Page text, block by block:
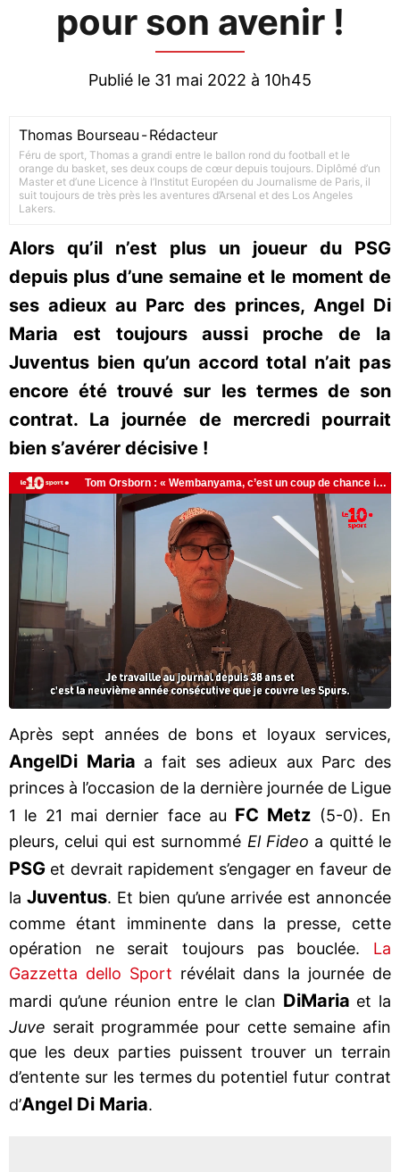
pour son avenir !
Publié le 31 mai 2022 à 10h45
Thomas Bourseau -Rédacteur
Féru de sport, Thomas a grandi entre le ballon rond du football et le
orange du basket, ses deux coups de cœur depuis toujours. Diplômé d’un
Master et d’une Licence à l’Institut Européen du Journalisme de Paris, il
suit toujours de très près les aventures d’Arsenal et des Los Angeles
Lakers.
Alors qu’il n’est plus un joueur du PSG
depuis plus d’une semaine et le moment de
ses adieux au Parc des princes, Angel Di
Maria est toujours aussi proche de la
Juventus bien qu’un accord total n’ait pas
encore été trouvé sur les termes de son
contrat. La journée de mercredi pourrait
bien s’avérer décisive !
Après sept années de bons et loyaux services,
AngelDi Maria a fait ses adieux aux Parc des
princes à l’occasion de la dernière journée de Ligue
1 le 21 mai dernier face au FC Metz (5-0). En
pleurs, celui qui est surnommé El Fideo a quitté le
PSG et devrait rapidement s’engager en faveur de
laJuventus. Et bien qu’une arrivée est annoncée
comme étant imminente dans la presse, cette
opération ne serait toujours pas bouclée. La
Gazzetta dello Sport révélait dans la journée de
mardi qu’une réunion entre le clan DiMaria et la
Juve serait programmée pour cette semaine afin
que les deux parties puissent trouver un terrain
d’entente sur les termes du potentiel futur contrat
d’Angel Di Maria.